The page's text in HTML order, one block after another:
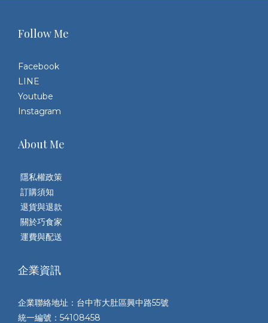
Follow Me
Facebook
LINE
Youtube
Instagram
About Me
隱私權政策
訂購須知
退貨與退款
關於巧食家
運費與配送
企業資訊
企業聯絡地址：台中市大肚區興中路55號
統一編號：54108458